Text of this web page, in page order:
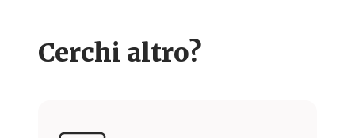
Cerchi altro?